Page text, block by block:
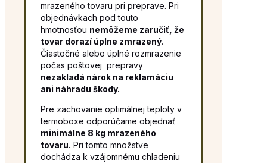
mrazeného tovaru pri preprave. Pri
objednávkach pod touto
hmotnosťou nemôžeme zaručiť, že
tovar dorazí úplne zmrazený.
Čiastočné alebo úplné rozmrazenie
počas poštovej prepravy
nezakladá nárok na reklamáciu
ani náhradu škody.
Pre zachovanie optimálnej teploty v
termoboxe odporúčame objednať
minimálne 8 kg mrazeného
tovaru. Pri tomto množstve
dochádza k vzájomnému chladeniu